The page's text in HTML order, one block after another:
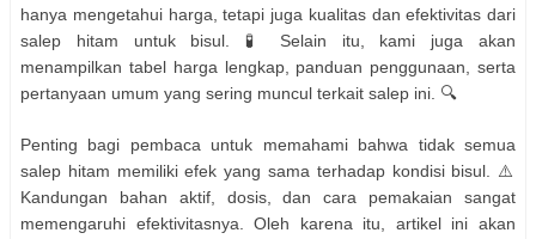
hanya mengetahui harga, tetapi juga kualitas dan efektivitas dari
salep hitam untuk bisul. 🧪 Selain itu, kami juga akan
menampilkan tabel harga lengkap, panduan penggunaan, serta
pertanyaan umum yang sering muncul terkait salep ini. 🔍
Penting bagi pembaca untuk memahami bahwa tidak semua
salep hitam memiliki efek yang sama terhadap kondisi bisul. ⚠️
Kandungan bahan aktif, dosis, dan cara pemakaian sangat
memengaruhi efektivitasnya. Oleh karena itu, artikel ini akan